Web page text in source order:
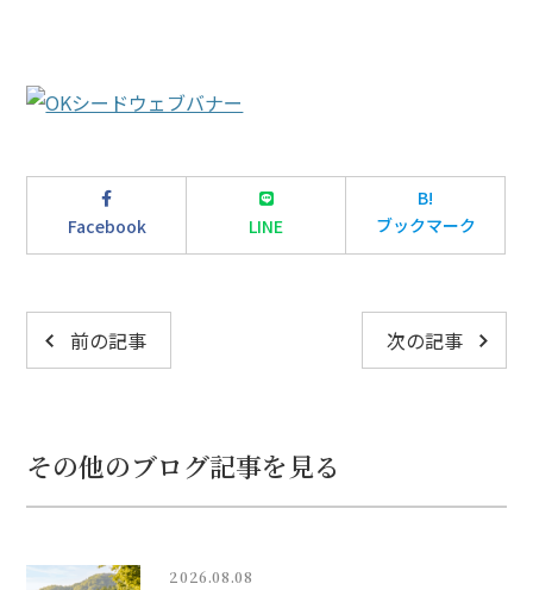
Facebook LINE
B!
ブックマーク
前の記事 次の記事
その他のブログ記事を見る
2026.08.08